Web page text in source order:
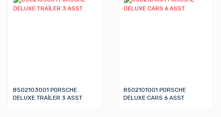
8502103001 PORSCHE
DELUXE TRAİLER 3 ASST
8502101001 PORSCHE
DELUXE CARS 6 ASST